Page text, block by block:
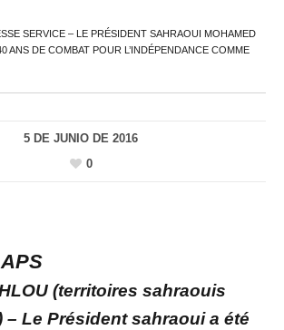
SERVICE – LE PRÉSIDENT SAHRAOUI MOHAMED
ANS DE COMBAT POUR L’INDÉPENDANCE COMME
5 DE JUNIO DE 2016
0
(territoires sahraouis
– Le Président sahraoui a été